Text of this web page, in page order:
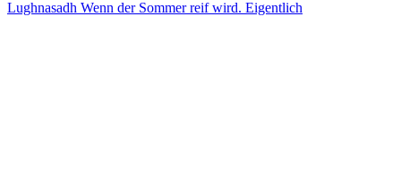
Lughnasadh Wenn der Sommer reif wird. Eigentlich